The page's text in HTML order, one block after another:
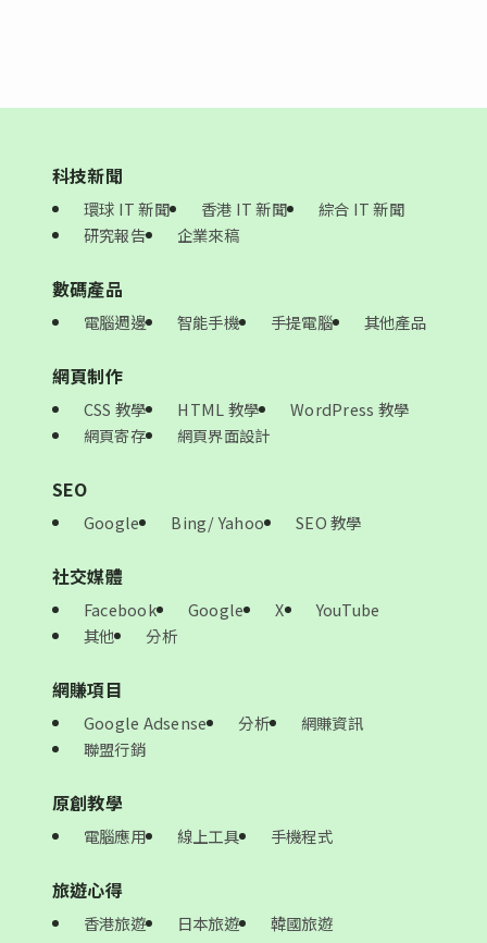
科技新聞
環球 IT 新聞 香港 IT 新聞
綜合 IT 新聞
研究報告
企業來稿
數碼產品
電腦週邊 智能手機 手提電腦 其他產品
網頁制作
CSS 教學 HTML 教學
WordPress 教學
網頁寄存
網頁界面設計
SEO
Google Bing/ Yahoo SEO 教學
社交媒體
Facebook Google X
YouTube
其他
分析
網賺項目
Google Adsense 分析
網賺資訊
聯盟行銷
原創教學
電腦應用 線上工具 手機程式
旅遊心得
香港旅遊 日本旅遊 韓國旅遊